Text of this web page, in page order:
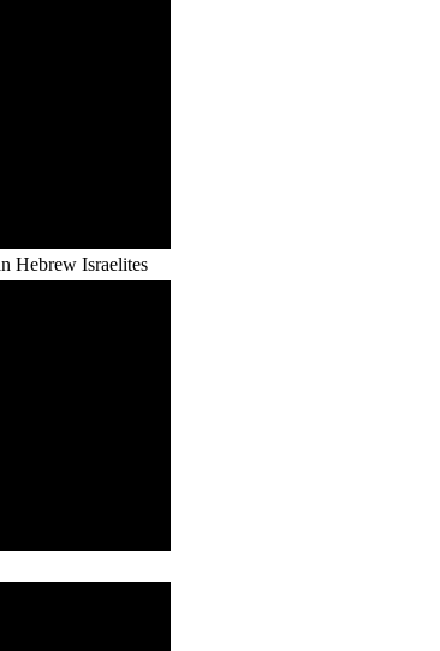
Hebrew Israelites